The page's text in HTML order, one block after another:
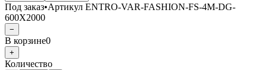
Под заказ•Артикул ENTRO-VAR-FASHION-FS-4M-DG-
600X2000
−
В корзине0
+
Количество